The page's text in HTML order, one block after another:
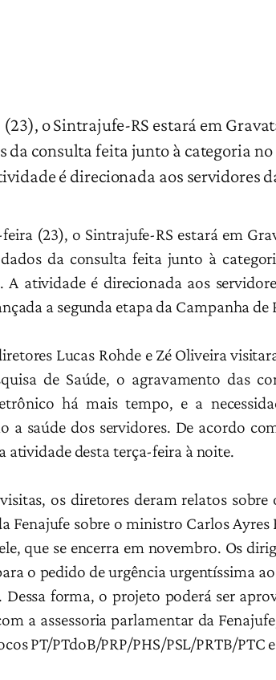
o Sintrajufe-RS estará em
da consulta feita junto à categoria no
é direcionada aos servidores
(23), o Sintrajufe-RS estará em
da consulta feita junto à
A atividade é direcionada aos
a segunda etapa da Campanha
Lucas Rohde e Zé Oliveira
de Saúde, o agravamento das
há mais tempo, e a
a saúde dos servidores. De acordo
atividade desta terça-feira à noite.
os diretores deram relatos
Fenajufe sobre o ministro Carlos
que se encerra em novembro. Os
o pedido de urgência urgentíssima
Dessa forma, o projeto poderá ser
a assessoria parlamentar da
PT/PTdoB/PRP/PHS/PSL/PRTB/PTC